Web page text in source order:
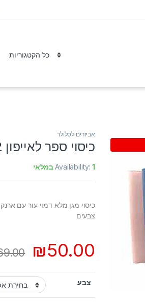
אביזרים לסלולר
כיסוי ספר לאייפון 12 פרו 6.1
Availability:1 במלאי
צבעים
₪50.00
צבע